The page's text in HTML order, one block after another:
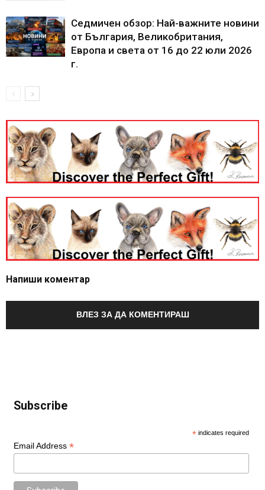
Седмичен обзор: Най-важните новини
от България, Великобритания,
Европа и света от 16 до 22 юли 2026
г.
Напиши коментар
ВЛЕЗ ЗА ДА КОМЕНТИРАШ
Subscribe
* indicates required
Email Address *